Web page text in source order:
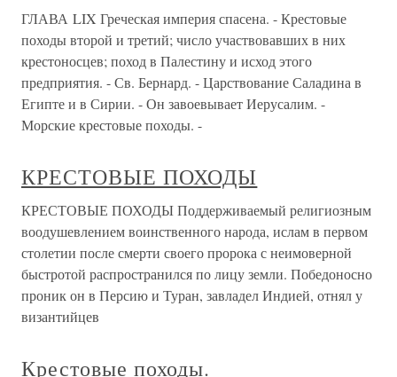
ГЛАВА LIX Греческая империя спасена. - Крестовые
походы второй и третий; число участвовавших в них
крестоносцев; поход в Палестину и исход этого
предприятия. - Св. Бернард. - Царствование Саладина в
Египте и в Сирии. - Он завоевывает Иерусалим. -
Морские крестовые походы. -
КРЕСТОВЫЕ ПОХОДЫ
КРЕСТОВЫЕ ПОХОДЫ Поддерживаемый религиозным
воодушевлением воинственного народа, ислам в первом
столетии после смерти своего пророка с неимоверной
быстротой распространился по лицу земли. Победоносно
проник он в Персию и Туран, завладел Индией, отнял у
византийцев
Крестовые походы.